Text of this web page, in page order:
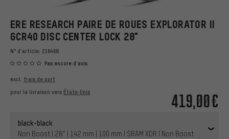
ERE RESEARCH PAIRE DE ROUES EXPLORATOR II
GCR40 DISC CENTER LOCK 28"
N° d'article: 216468
Pas encore d'avis
419,00€
excl. frais de port
pour la livraison vers États-Unis
black-black
Non Boost | 28" | 142 mm | 100 mm | SRAM XDR | Non Boost